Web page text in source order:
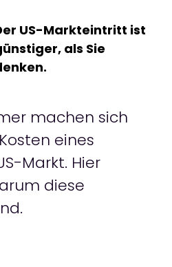
US-Markteintritt ist
als Sie
machen sich
eines
Markt. Hier
diese